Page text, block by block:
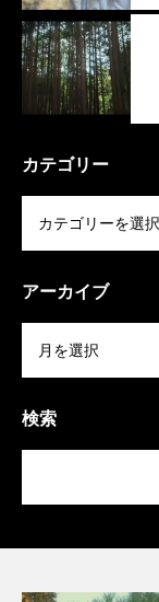
カテゴリー
アーカイブ
検索